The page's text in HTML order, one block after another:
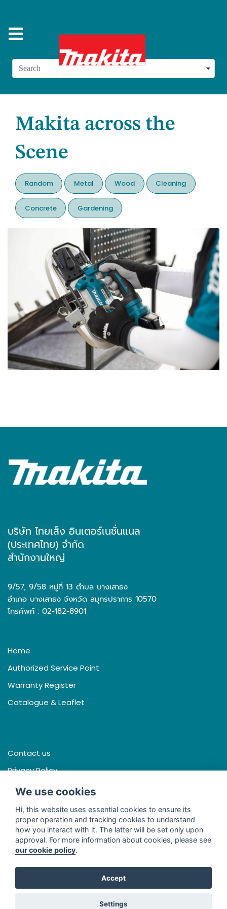
Search
Makita across the
Scene
Random Metal Wood Cleaning
Concrete Gardening
บริษัท ไทยเส็ง อินเตอร์เนชั่นแนล
(ประเทศไทย) จำกัด
สำนักงานใหญ่
9/57, 9/58 หมู่ที่ 13 ตำบล บางเสาธง
อำเภอ บางเสาธง จังหวัด สมุทรปราการ 10570
โทรศัพท์ : 02-182-8901
Home
Authorized Service Point
Warranty Register
Catalogue & Leaflet
Contact us
Privacy Policy
Terms & Conditions
Facebook
Line
We use cookies
Hi, this website uses essential cookies to ensure its
proper operation and tracking cookies to understand
how you interact with it. The latter will be set only upon
approval. For more information about cookies, please see
our cookie policy.
Accept
Settings